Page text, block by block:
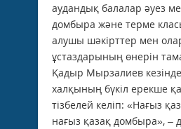
аудандық балалар әуез
домбыра және терме
алушы шәкірттер мен
ұстаздарының өнерін
Қадыр Мырзалиев
халқының бүкіл ерекше
тізбелей келіп: «Нағыз
нағыз қазақ домбыра», –